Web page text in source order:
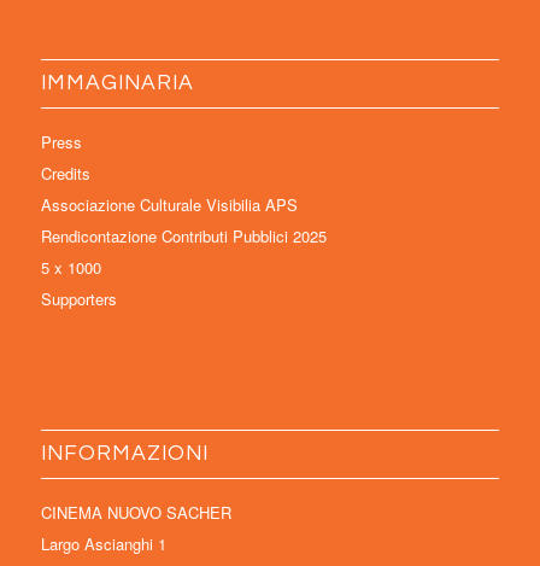
IMMAGINARIA
Press
Credits
Associazione Culturale Visibilia APS
Rendicontazione Contributi Pubblici 2025
5 x 1000
Supporters
INFORMAZIONI
CINEMA NUOVO SACHER
Largo Ascianghi 1